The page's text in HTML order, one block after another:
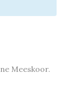
Meeskoor.